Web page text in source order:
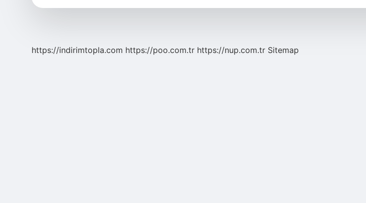
https://indirimtopla.com https://poo.com.tr https://nup.com.tr Sitemap